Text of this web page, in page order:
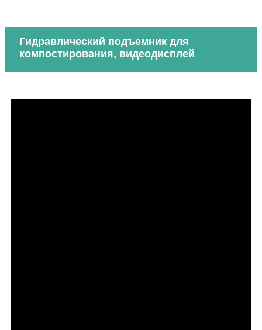
Гидравлический подъемник для
компостирования, видеодисплей